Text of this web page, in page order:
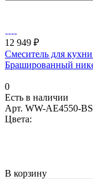
12 949 ₽
Смеситель для
Брашированный
0
Есть в наличии
Арт. WW-AE4550-BS
Цвета:
В корзину